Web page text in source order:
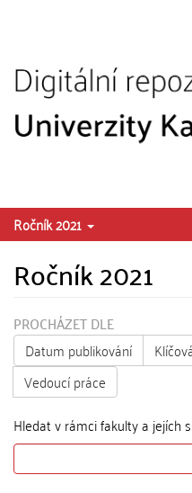
Ročník 2021
Ročník 2021
PROCHÁZET DLE
Datum publikování
Vedoucí práce
Hledat v rámci fakulty a jejích